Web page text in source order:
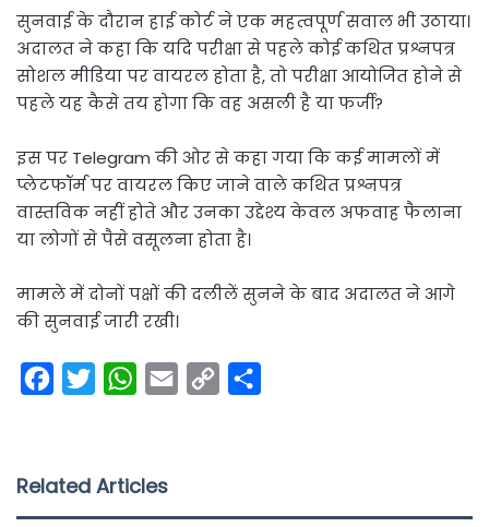
सुनवाई के दौरान हाई कोर्ट ने एक महत्वपूर्ण सवाल भी उठाया।
अदालत ने कहा कि यदि परीक्षा से पहले कोई कथित प्रश्नपत्र
सोशल मीडिया पर वायरल होता है, तो परीक्षा आयोजित होने से
पहले यह कैसे तय होगा कि वह असली है या फर्जी?
इस पर Telegram की ओर से कहा गया कि कई मामलों में
प्लेटफॉर्म पर वायरल किए जाने वाले कथित प्रश्नपत्र
वास्तविक नहीं होते और उनका उद्देश्य केवल अफवाह फैलाना
या लोगों से पैसे वसूलना होता है।
मामले में दोनों पक्षों की दलीलें सुनने के बाद अदालत ने आगे
की सुनवाई जारी रखी।
e
t
W
t
Related Articles